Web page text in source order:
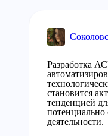
Разработка
становится
тенденцией
деятельности.